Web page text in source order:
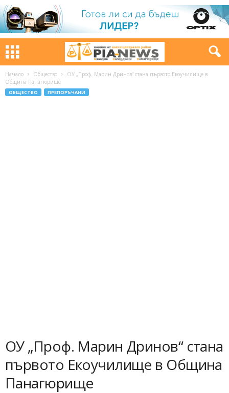
Начало Общество
ОУ „Проф. Марин Дринов“ стана първото Екоучилище в
Община Панагюрище
ОБЩЕСТВО ПРЕПОРЪЧАНИ
ОУ „Проф. Марин Дринов“ стана
първото Екоучилище в Община
Панагюрище